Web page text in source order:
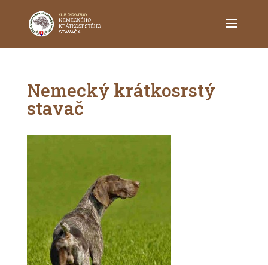
Nemecký krátkosrstý
stavač